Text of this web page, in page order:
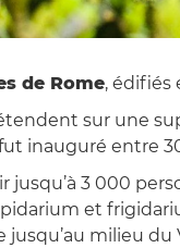
de Rome, édifiés
sur une
inauguré entre
jusqu’à 3 000
et
jusqu’au milieu